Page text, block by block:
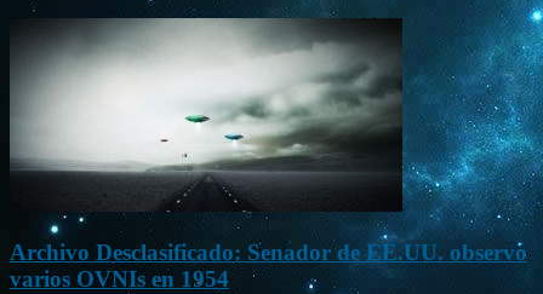
Archivo Desclasificado: Senador de EE.UU. observó
varios OVNIs en 1954